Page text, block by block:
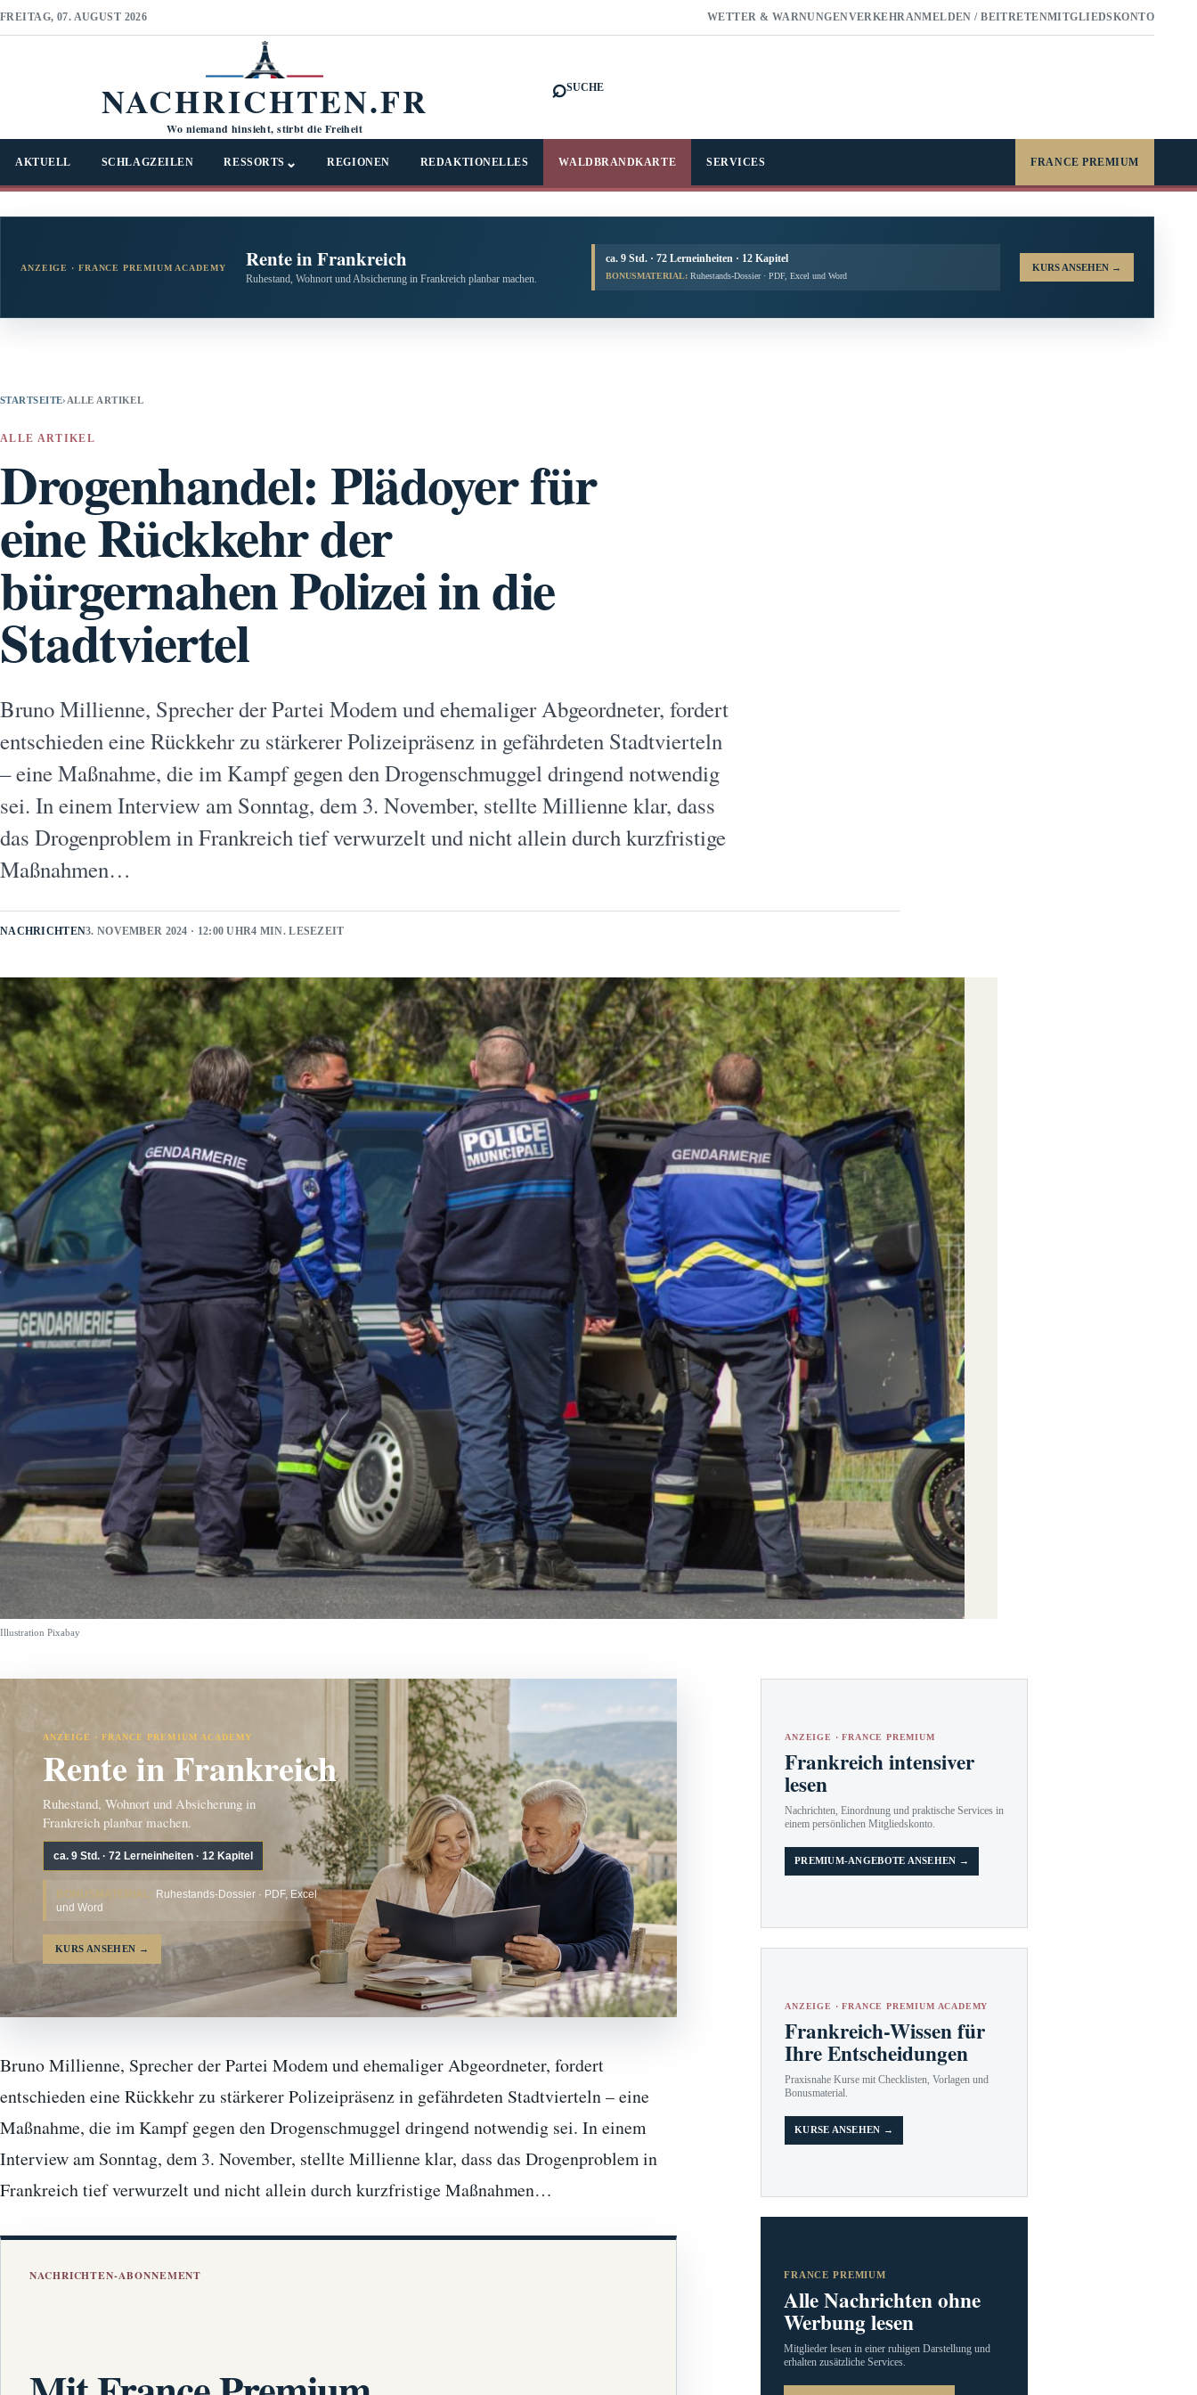
FREITAG, 07. AUGUST 2026 WETTER & WARNUNGENVERKEHRANMELDEN / BEITRETENMITGLIEDSKONTO
NACHRICHTEN.FR
Wo niemand hinsieht, stirbt die Freiheit
⌕SUCHE
AKTUELL SCHLAGZEILEN RESSORTS ⌄ REGIONEN REDAKTIONELLES WALDBRANDKARTE SERVICES FRANCE PREMIUM
ANZEIGE · FRANCE PREMIUM ACADEMY Rente in Frankreich
Ruhestand, Wohnort und Absicherung in Frankreich planbar machen.
ca. 9 Std. · 72 Lerneinheiten · 12 Kapitel
BONUSMATERIAL: Ruhestands-Dossier · PDF, Excel und Word
KURS ANSEHEN →
STARTSEITE› ALLE ARTIKEL
ALLE ARTIKEL
Drogenhandel: Plädoyer für
eine Rückkehr der
bürgernahen Polizei in die
Stadtviertel
Bruno Millienne, Sprecher der Partei Modem und ehemaliger Abgeordneter, fordert
entschieden eine Rückkehr zu stärkerer Polizeipräsenz in gefährdeten Stadtvierteln
– eine Maßnahme, die im Kampf gegen den Drogenschmuggel dringend notwendig
sei. In einem Interview am Sonntag, dem 3. November, stellte Millienne klar, dass
das Drogenproblem in Frankreich tief verwurzelt und nicht allein durch kurzfristige
Maßnahmen…
NACHRICHTEN3. NOVEMBER 2024 · 12:00 UHR4 MIN. LESEZEIT
Illustration Pixabay
ANZEIGE · FRANCE PREMIUM ACADEMY
Rente in Frankreich
Ruhestand, Wohnort und Absicherung in
Frankreich planbar machen.
ca. 9 Std. · 72 Lerneinheiten · 12 Kapitel
BONUSMATERIAL: Ruhestands-Dossier · PDF, Excel
und Word
KURS ANSEHEN →
Bruno Millienne, Sprecher der Partei Modem und ehemaliger Abgeordneter, fordert
entschieden eine Rückkehr zu stärkerer Polizeipräsenz in gefährdeten Stadtvierteln – eine
Maßnahme, die im Kampf gegen den Drogenschmuggel dringend notwendig sei. In einem
Interview am Sonntag, dem 3. November, stellte Millienne klar, dass das Drogenproblem in
Frankreich tief verwurzelt und nicht allein durch kurzfristige Maßnahmen…
NACHRICHTEN-ABONNEMENT
ANZEIGE · FRANCE PREMIUM
Frankreich intensiver
lesen
Nachrichten, Einordnung und praktische Services in
einem persönlichen Mitgliedskonto.
PREMIUM-ANGEBOTE ANSEHEN →
ANZEIGE · FRANCE PREMIUM ACADEMY
Frankreich-Wissen für
Ihre Entscheidungen
Praxisnahe Kurse mit Checklisten, Vorlagen und
Bonusmaterial.
KURSE ANSEHEN →
FRANCE PREMIUM
Alle Nachrichten ohne
Werbung lesen
Mitglieder lesen in einer ruhigen Darstellung und
erhalten zusätzliche Services.